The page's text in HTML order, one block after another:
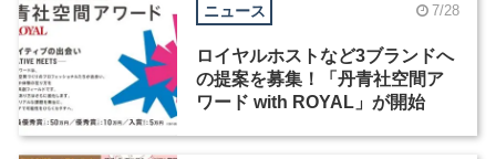
ニュース 7/28
ロイヤルホストなど3ブランドへ
の提案を募集！「丹青社空間ア
ワード with ROYAL」が開始